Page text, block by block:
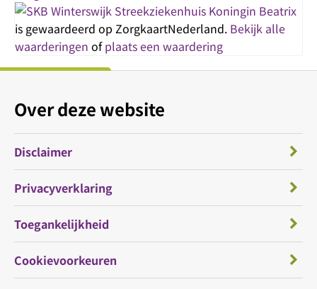
Streekziekenhuis Koningin Beatrix
is gewaardeerd op ZorgkaartNederland. Bekijk alle
waarderingen ofplaats een waardering
Over deze website
Disclaimer
Privacyverklaring
Toegankelijkheid
Cookievoorkeuren